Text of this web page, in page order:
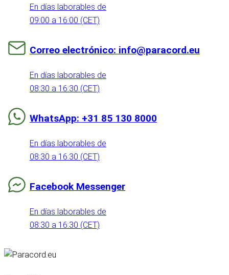
En días laborables de
09:00 a 16:00 (CET)
Correo electrónico: info@paracord.eu
En días laborables de
08:30 a 16:30 (CET)
WhatsApp: +31 85 130 8000
En días laborables de
08:30 a 16:30 (CET)
Facebook Messenger
En días laborables de
08:30 a 16:30 (CET)